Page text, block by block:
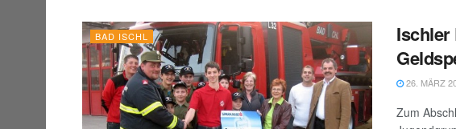
BAD ISCHL
26. MÄRZ
Zum